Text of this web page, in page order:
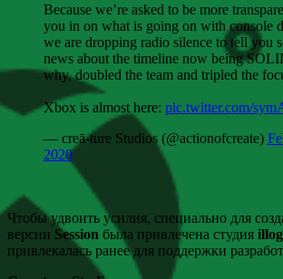
Because we’re asked to be more
you in on what is going on with console
we are dropping radio silence to tell you
news about the timeline now being
why, doubled the team and tripled the
Xbox is almost here: pic.twitter.com/
— creā-ture Studios (@actionofcreate)
2020
Чтобы удвоить усилия, специально для
версии Session была привлечена студия
привлекалась ранее для поддержки